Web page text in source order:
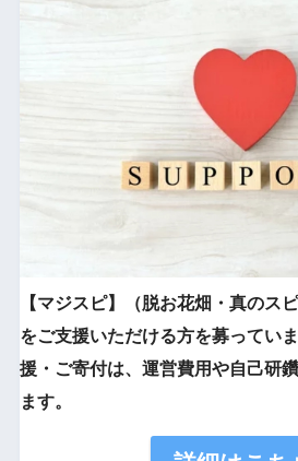
【マジスピ】（脱お花畑・真のス
をご支援いただける方を募ってい
援・ご寄付は、運営費用や自己研
ます。